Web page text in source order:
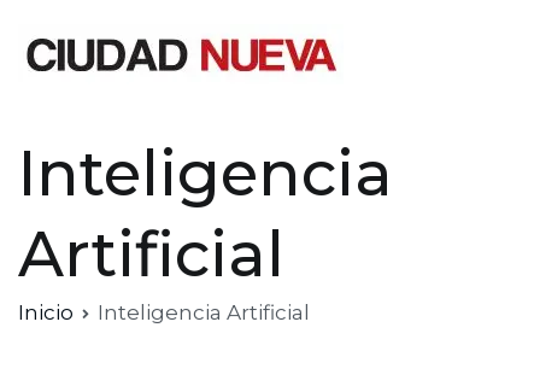
Inteligencia
Artificial
Inicio Inteligencia Artificial